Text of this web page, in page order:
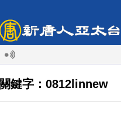
關鍵字：0812linnew